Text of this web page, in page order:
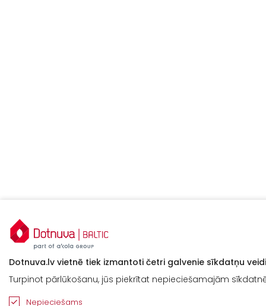
Dotnuva.lv vietnē tiek izmantoti četri galvenie sīkdatņu
Turpinot pārlūkošanu, jūs piekrītat nepieciešamajām
Nepieciešams